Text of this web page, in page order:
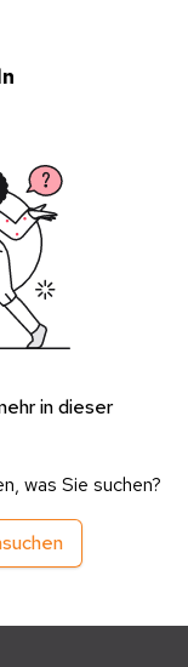
in dieser
was Sie suchen?